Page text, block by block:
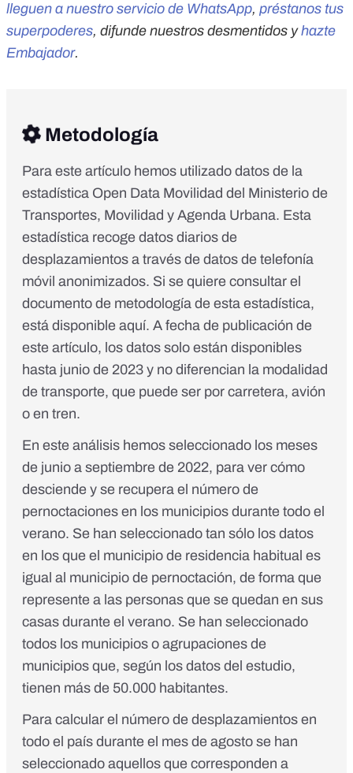
lleguen a nuestro servicio de WhatsApp, préstanos tus
superpoderes, difunde nuestros desmentidos yhazte
Embajador.
Metodología
Para este artículo hemos utilizado datos de la
estadística Open Data Movilidad del Ministerio de
Transportes, Movilidad y Agenda Urbana. Esta
estadística recoge datos diarios de
desplazamientos a través de datos de telefonía
móvil anonimizados. Si se quiere consultar el
documento de metodología de esta estadística,
está disponible aquí. A fecha de publicación de
este artículo, los datos solo están disponibles
hasta junio de 2023 y no diferencian la modalidad
de transporte, que puede ser por carretera, avión
o en tren.
En este análisis hemos seleccionado los meses
de junio a septiembre de 2022, para ver cómo
desciende y se recupera el número de
pernoctaciones en los municipios durante todo el
verano. Se han seleccionado tan sólo los datos
en los que el municipio de residencia habitual es
igual al municipio de pernoctación, de forma que
represente a las personas que se quedan en sus
casas durante el verano. Se han seleccionado
todos los municipios o agrupaciones de
municipios que, según los datos del estudio,
tienen más de 50.000 habitantes.
Para calcular el número de desplazamientos en
todo el país durante el mes de agosto se han
seleccionado aquellos que corresponden a